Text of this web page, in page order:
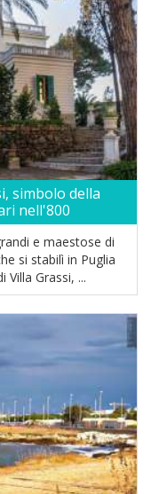
simbolo della
nell'800
e maestose di
si stabilì in Puglia
Villa Grassi, ...